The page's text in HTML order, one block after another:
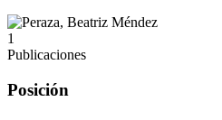
1
Publicaciones
Posición